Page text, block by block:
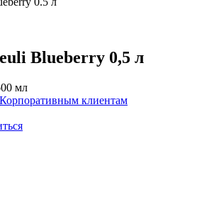
Blueberry 0,5 л
мл
Корпоративным клиентам